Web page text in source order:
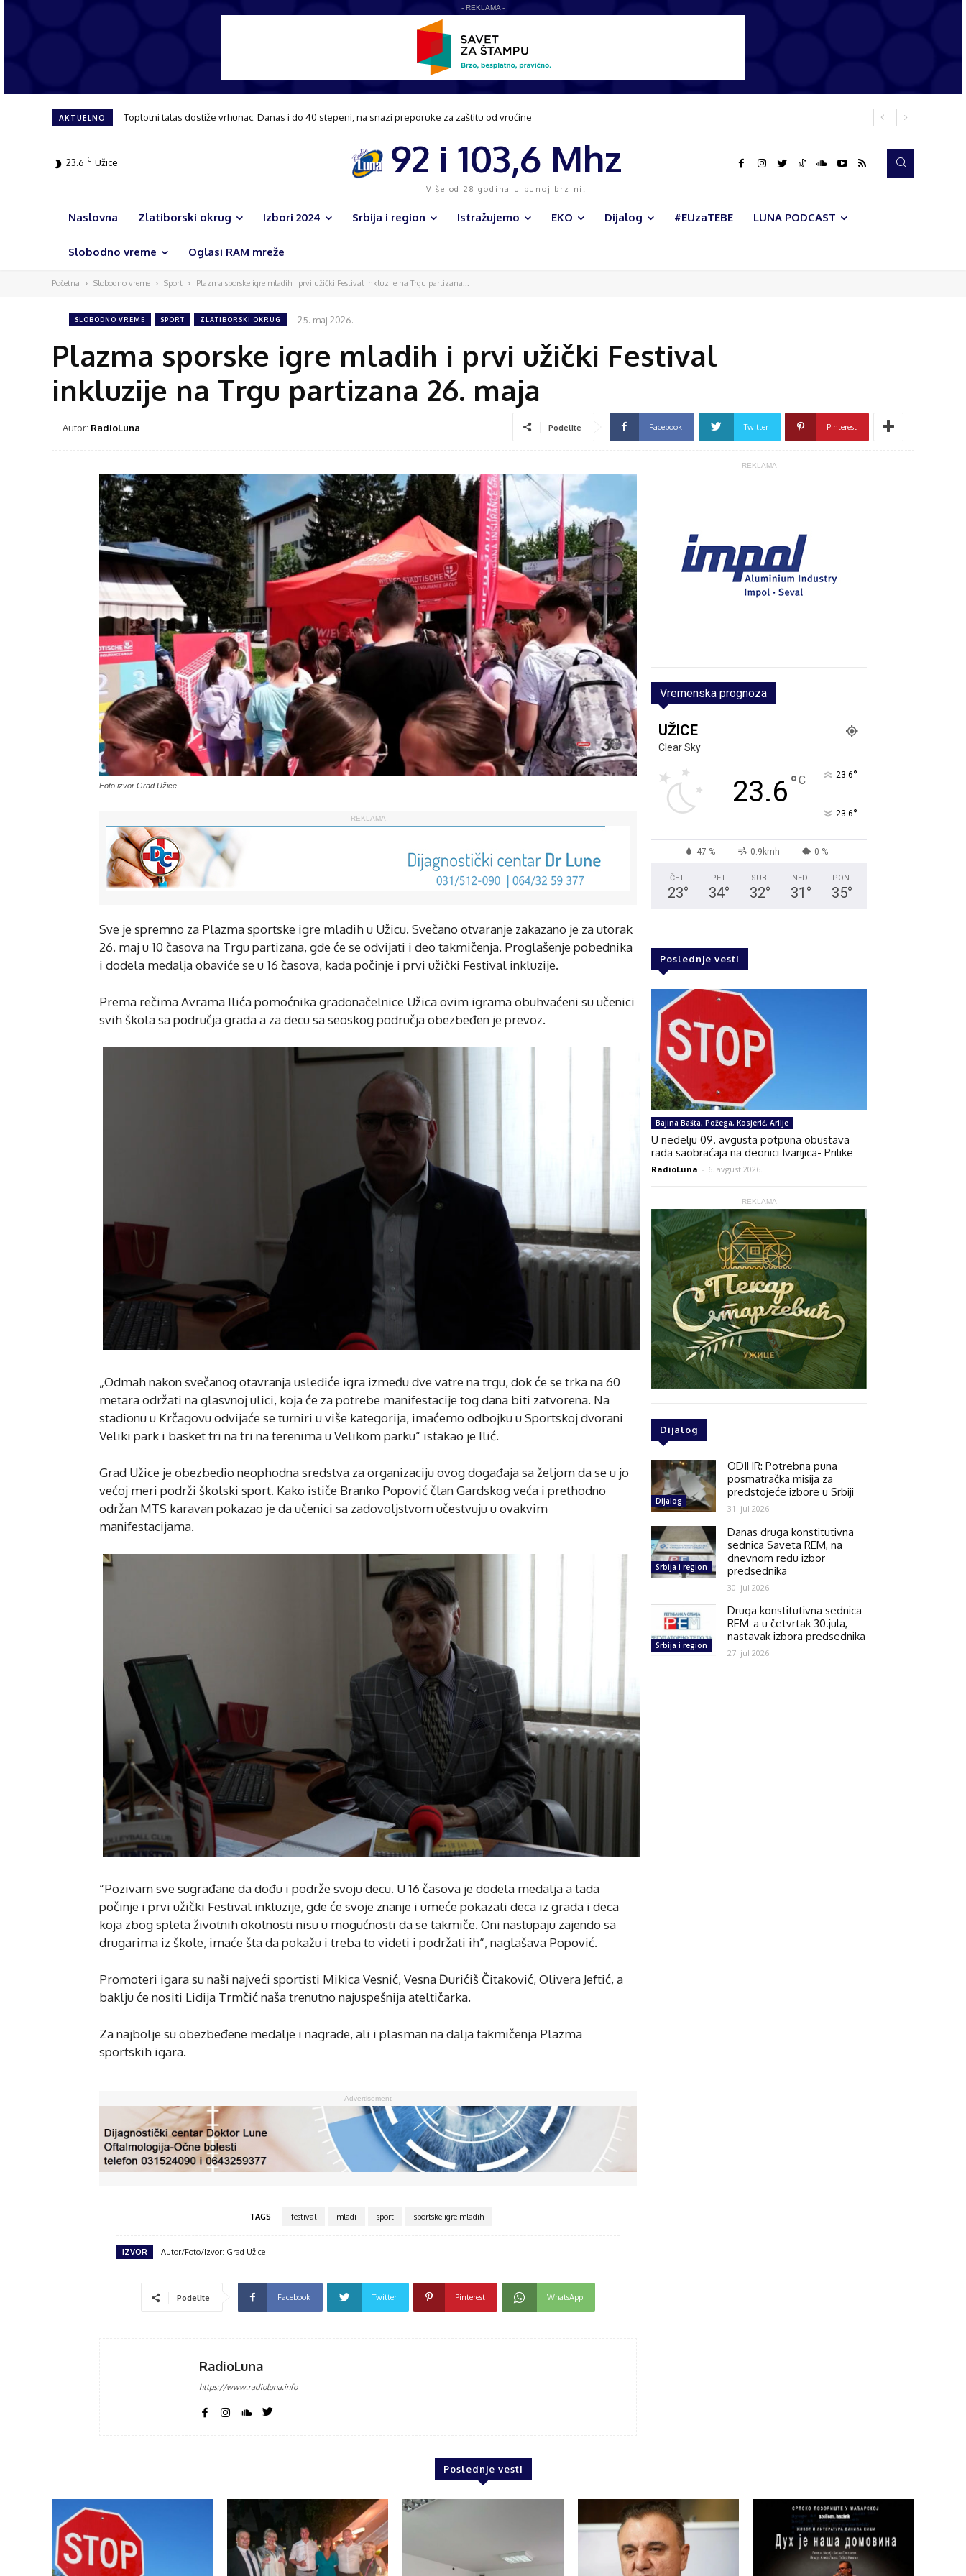
- REKLAMA -
AKTUELNO Toplotni talas dostiže vrhunac: Danas i do 40 stepeni, na snazi preporuke za zaštitu od vrućine
23.6 C Užice 92 i 103,6 Mhz
Više od 28 godina u punoj brzini!
Naslovna Zlatiborski okrug Izbori 2024 Srbija i region Istražujemo EKO Dijalog #EUzaTEBE LUNA PODCAST
Slobodno vreme Oglasi RAM mreže
Početna Slobodno vreme Sport Plazma sporske igre mladih i prvi užički Festival inkluzije na Trgu partizana...
SLOBODNO VREME SPORT ZLATIBORSKI OKRUG 25. maj 2026.
Plazma sporske igre mladih i prvi užički Festival
inkluzije na Trgu partizana 26. maja
Autor: RadioLuna Podelite Facebook Twitter Pinterest
Foto izvor Grad Užice
- REKLAMA -
Sve je spremno za Plazma sportske igre mladih u Užicu. Svečano otvaranje zakazano je za utorak
26. maj u 10 časova na Trgu partizana, gde će se odvijati i deo takmičenja. Proglašenje pobednika
i dodela medalja obaviće se u 16 časova, kada počinje i prvi užički Festival inkluzije.
Prema rečima Avrama Ilića pomoćnika gradonačelnice Užica ovim igrama obuhvaćeni su učenici
svih škola sa područja grada a za decu sa seoskog područja obezbeđen je prevoz.
„Odmah nakon svečanog otavranja uslediće igra između dve vatre na trgu, dok će se trka na 60
metara održati na glasvnoj ulici, koja će za potrebe manifestacije tog dana biti zatvorena. Na
stadionu u Krčagovu odvijaće se turniri u više kategorija, imaćemo odbojku u Sportskoj dvorani
Veliki park i basket tri na tri na terenima u Velikom parku“ istakao je Ilić.
Grad Užice je obezbedio neophodna sredstva za organizaciju ovog događaja sa željom da se u jo
većoj meri podrži školski sport. Kako ističe Branko Popović član Gardskog veća i prethodno
održan MTS karavan pokazao je da učenici sa zadovoljstvom učestvuju u ovakvim
manifestacijama.
“Pozivam sve sugrađane da dođu i podrže svoju decu. U 16 časova je dodela medalja a tada
počinje i prvi užički Festival inkluzije, gde će svoje znanje i umeće pokazati deca iz grada i deca
koja zbog spleta životnih okolnosti nisu u mogućnosti da se takmiče. Oni nastupaju zajendo sa
drugarima iz škole, imaće šta da pokažu i treba to videti i podržati ih“, naglašava Popović.
Promoteri igara su naši najveći sportisti Mikica Vesnić, Vesna Đurićiš Čitaković, Olivera Jeftić, a
baklju će nositi Lidija Trmčić naša trenutno najuspešnija ateltičarka.
Za najbolje su obezbeđene medalje i nagrade, ali i plasman na dalja takmičenja Plazma
sportskih igara.
- Advertisement -
TAGS festival mladi sport sportske igre mladih
IZVOR Autor/Foto/Izvor: Grad Užice
Podelite Facebook Twitter Pinterest WhatsApp
RadioLuna
https://www.radioluna.info
- REKLAMA -
Vremenska prognoza
UŽICE
Clear Sky
23.6°C 23.6°
23.6°
47 % 0.9kmh 0 %
ČET
23°
PET
34°
SUB
32°
NED
31 °
PON
35°
Poslednje vesti
Bajina Bašta, Požega, Kosjerić, Arilje
U nedelju 09. avgusta potpuna obustava
rada saobraćaja na deonici Ivanjica- Prilike
RadioLuna - 6. avgust 2026.
- REKLAMA -
Dijalog
Dijalog
ODIHR: Potrebna puna
posmatračka misija za
predstojeće izbore u Srbiji
31. jul 2026.
Srbija i region
Danas druga konstitutivna
sednica Saveta REM, na
dnevnom redu izbor
predsednika
30. jul 2026.
Srbija i region
Druga konstitutivna sednica
REM-a u četvrtak 30.jula,
nastavak izbora predsednika
27. jul 2026.
Poslednje vesti